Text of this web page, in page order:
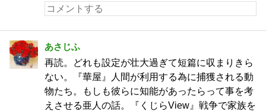
あさじふ
再読。どれも設定が壮大過ぎて短篇に収まりきら
ない。『華屋』人間が利用する為に捕獲される動
物たち。もしも彼らに知能があったらって事を考
えさせる亜人の話。『くじらView』戦争で家族を